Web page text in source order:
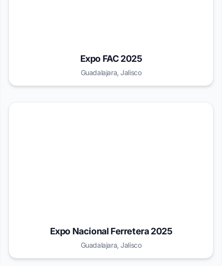
Expo FAC 2025
Guadalajara, Jalisco
Expo Nacional Ferretera 2025
Guadalajara, Jalisco